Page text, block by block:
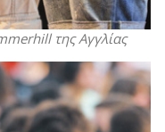
της Αγγλίας